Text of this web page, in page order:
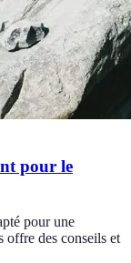
pour le
pour une
offre des conseils et